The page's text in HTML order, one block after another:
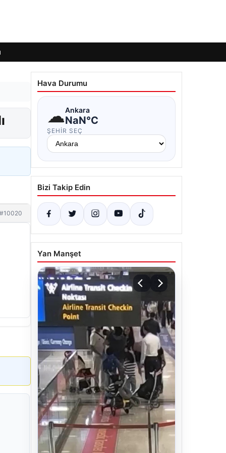
#10020
Hava Durumu
☁Ankara
NaN°C
ŞEHIR SEÇ
Bizi Takip Edin
Yan Manşet